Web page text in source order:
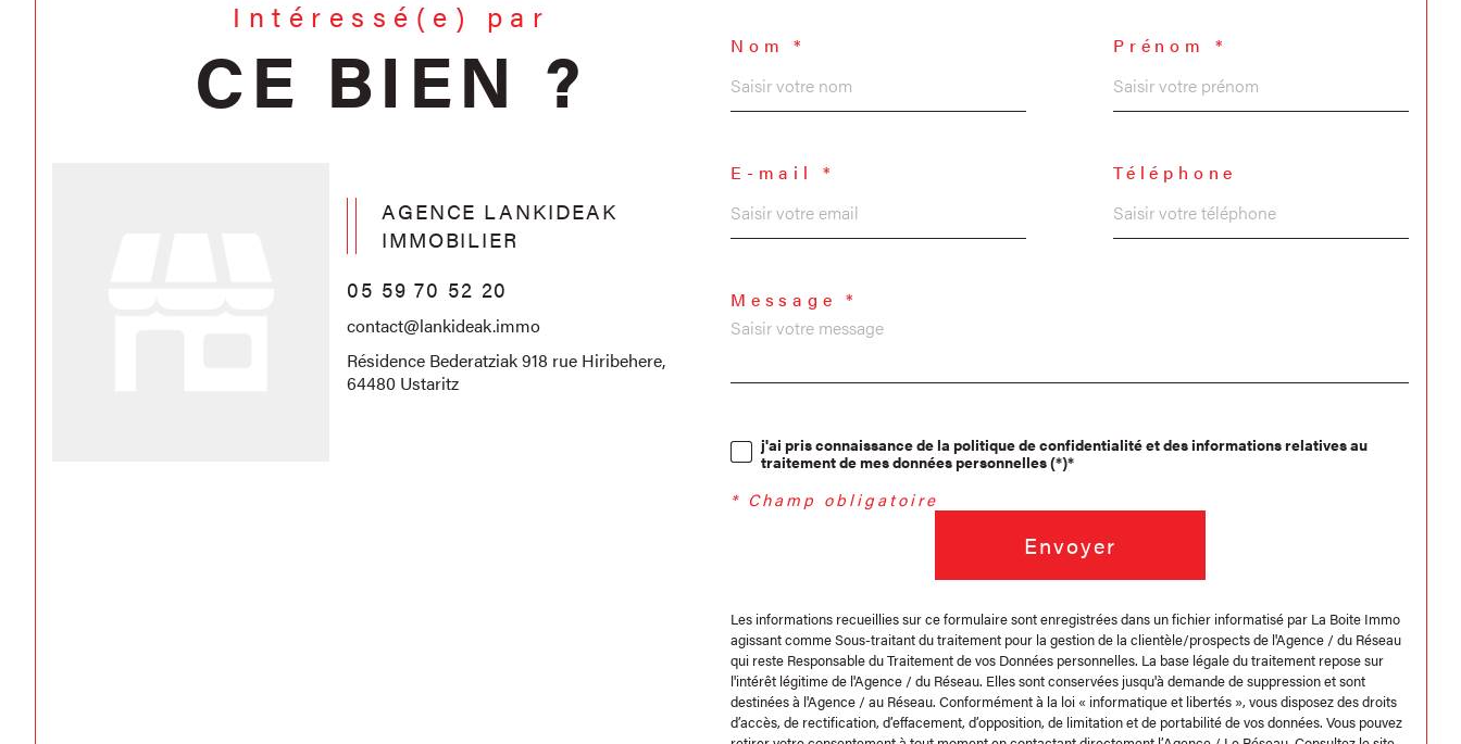
Intéressé(e) par
CE BIEN ?
AGENCE LANKIDEAK
IMMOBILIER
05 59 70 52 20
contact@lankideak.immo
Résidence Bederatziak 918 rue Hiribehere,
64480 Ustaritz
Nom * Prénom *
E-mail * Téléphone
Message *
j'ai pris connaissance de la politique de confidentialité et des informations relatives au
traitement de mes données personnelles (*)*
* Champ obligatoire
Envoyer
Les informations recueillies sur ce formulaire sont enregistrées dans un fichier informatisé par La Boite Immo
agissant comme Sous-traitant du traitement pour la gestion de la clientèle/prospects de l'Agence / du Réseau
qui reste Responsable du Traitement de vos Données personnelles. La base légale du traitement repose sur
l'intérêt légitime de l'Agence / du Réseau. Elles sont conservées jusqu'à demande de suppression et sont
destinées à l'Agence / au Réseau. Conformément à la loi « informatique et libertés », vous disposez des droits
d’accès, de rectification, d’effacement, d’opposition, de limitation et de portabilité de vos données. Vous pouvez